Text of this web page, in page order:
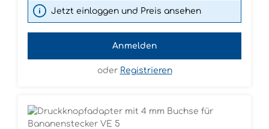
Jetzt einloggen und Preis ansehen
Anmelden
oder Registrieren